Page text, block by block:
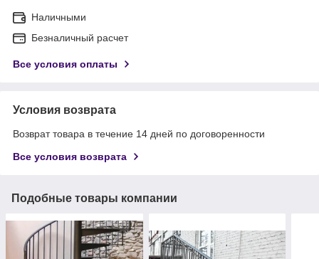
Наличными
Безналичный расчет
Все условия оплаты
Условия возврата
Возврат товара в течение 14 дней по договоренности
Все условия возврата
Подобные товары компании